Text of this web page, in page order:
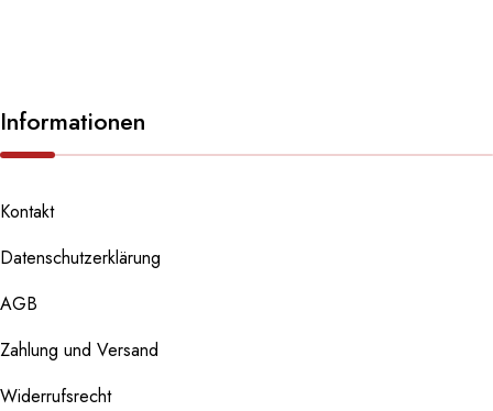
Informationen
Kontakt
Datenschutzerklärung
AGB
Zahlung und Versand
Widerrufsrecht